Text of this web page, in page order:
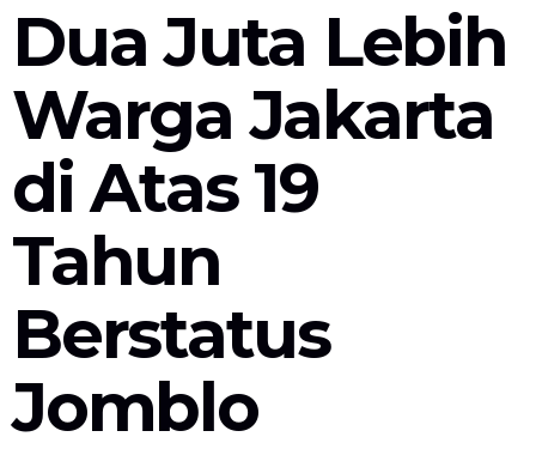
Dua Juta Lebih
Warga Jakarta
di Atas 19
Tahun
Berstatus
Jomblo